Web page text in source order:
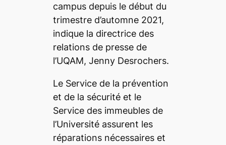
campus depuis le début du
trimestre d’automne 2021,
indique la directrice des
relations de presse de
l’UQAM, Jenny Desrochers.
Le Service de la prévention
et de la sécurité et le
Service des immeubles de
l’Université assurent les
réparations nécessaires et